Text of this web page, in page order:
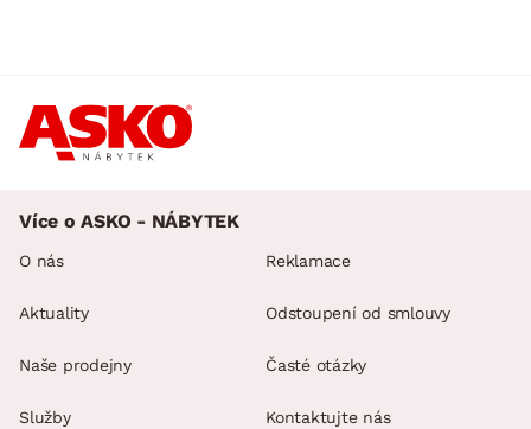
Více o ASKO - NÁBYTEK
O nás
Aktuality
Naše prodejny
Služby
Reklamace
Odstoupení od smlouvy
Časté otázky
Kontaktujte nás